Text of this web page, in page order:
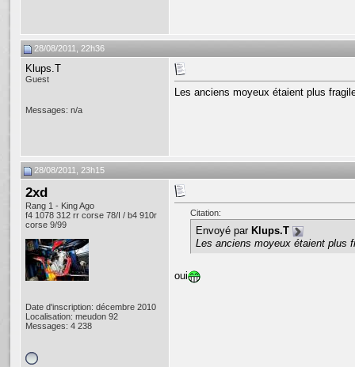
28/08/2011, 22h36
Klups.T
Guest
Messages: n/a
Les anciens moyeux étaient plus
28/08/2011, 23h15
2xd
Rang 1 - King Ago
f4 1078 312 rr corse 78/I / b4 910r
corse 9/99
Date d'inscription: décembre 2010
Localisation: meudon 92
Messages: 4 238
Citation:
Envoyé par Klups.T
Les anciens moyeux étaient plus
oui